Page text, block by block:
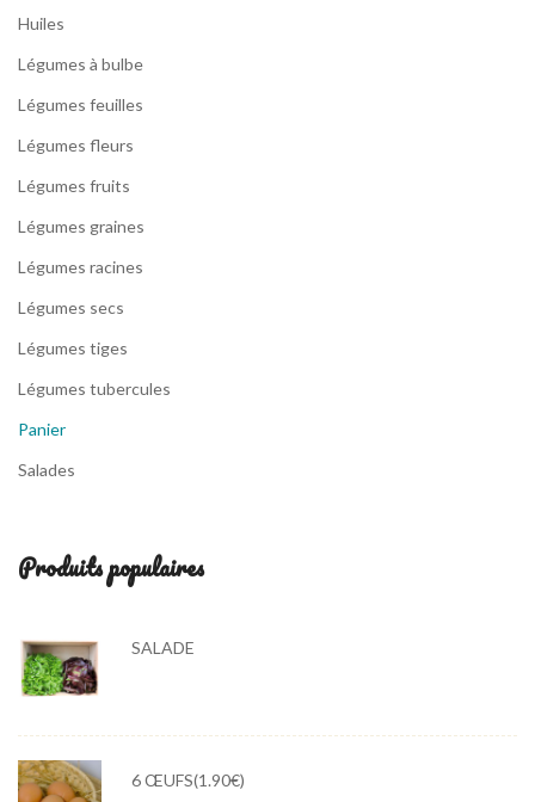
Huiles
Légumes à bulbe
Légumes feuilles
Légumes fleurs
Légumes fruits
Légumes graines
Légumes racines
Légumes secs
Légumes tiges
Légumes tubercules
Panier
Salades
Produits populaires
SALADE
6 ŒUFS(1.90€)